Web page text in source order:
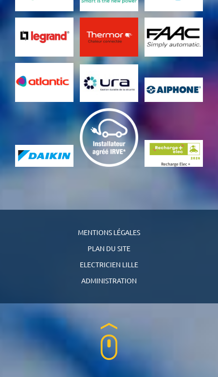
MENTIONS LÉGALES
PLAN DU SITE
ELECTRICIEN LILLE
ADMINISTRATION